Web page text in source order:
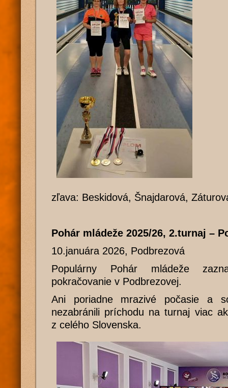
zľava: Beskidová, Šnajdarová,
Pohár mládeže 2025/26, 2.turnaj –
10.januára 2026, Podbrezová
Populárny Pohár mládeže
pokračovanie v Podbrezovej.
Ani poriadne mrazivé počasie a
nezabránili príchodu na turnaj viac
z celého Slovenska.